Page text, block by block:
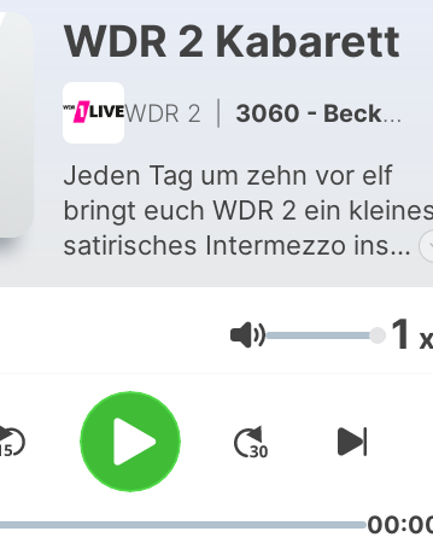
WDR 2 Kabarett
WDR 2 3060 - Becker & Jünemann: Retter der Rheinpegel
Jeden Tag um zehn vor elf
bringt euch WDR 2 ein
satirisches Intermezzo ins
Haus. Auch im Sommer.
Montags kommentieren
abwechselnd Wilfried
Schmickler, Barbara Ruscher
und Markus Barth die
Weltlage. Dienstags liefert
Florian Schroeder passgenaue
Pointen und Parodien.
Volumen 1 x